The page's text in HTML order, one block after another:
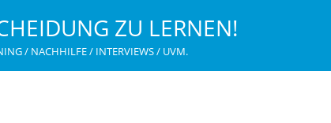
ZU LERNEN!
/ NACHHILFE / INTERVIEWS / UVM.